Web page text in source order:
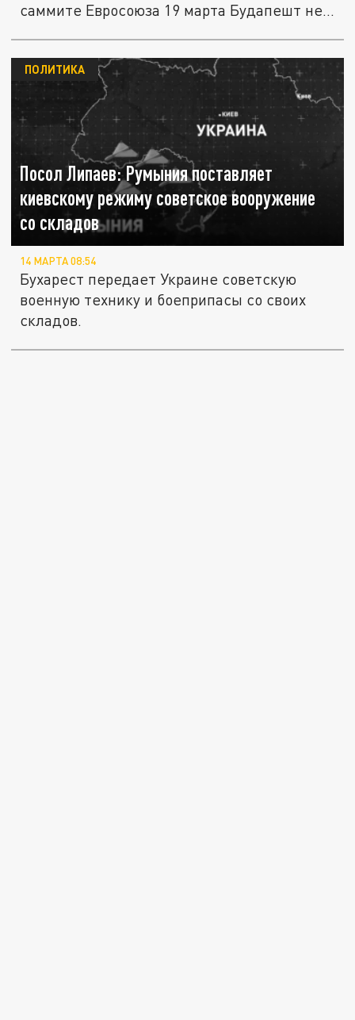
саммите Евросоюза 19 марта Будапешт не...
Посол Липаев: Румыния поставляет
киевскому режиму советское вооружение
со складов
ПОЛИТИКА
14 МАРТА 08:54
Бухарест передает Украине советскую
военную технику и боеприпасы со своих
складов.